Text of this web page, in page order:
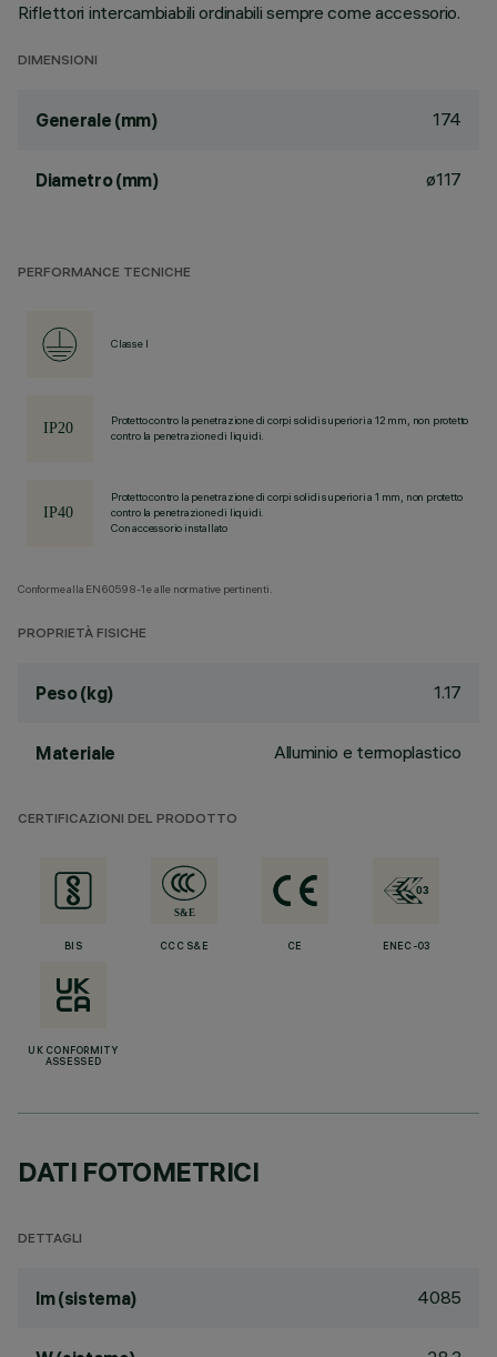
Riflettori intercambiabili ordinabili sempre come accessorio.
DIMENSIONI
Generale (mm) 174
Diametro (mm) ø117
PERFORMANCE TECNICHE
Classe I
Protetto contro la penetrazione di corpi solidi superiori a 12 mm, non protetto
contro la penetrazione di liquidi.
Protetto contro la penetrazione di corpi solidi superiori a 1 mm, non protetto
contro la penetrazione di liquidi.
Con accessorio installato
Conforme alla EN60598-1 e alle normative pertinenti.
PROPRIETÀ FISICHE
Peso (kg) 1.17
Materiale Alluminio e termoplastico
CERTIFICAZIONI DEL PRODOTTO
BIS CCC S&E CE ENEC-03
UK CONFORMITY
ASSESSED
DATI FOTOMETRICI
DETTAGLI
lm (sistema) 4085